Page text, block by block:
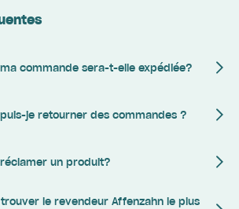
commande sera-t-elle expédiée?
je retourner des commandes ?
un produit?
le revendeur Affenzahn le plus